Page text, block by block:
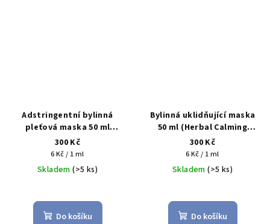
Adstringentní bylinná
pleťová maska 50 ml
(Astringent Herbal Facial
Mask)
300 Kč
Měrná
cena:
6 Kč / 1 ml
Skladem(>5 ks)
Do košíku
Bylinná uklidňující maska
50 ml (Herbal Calming
Mask)
300 Kč
Měrná
cena:
6 Kč / 1 ml
Skladem(>5 ks)
Do košíku